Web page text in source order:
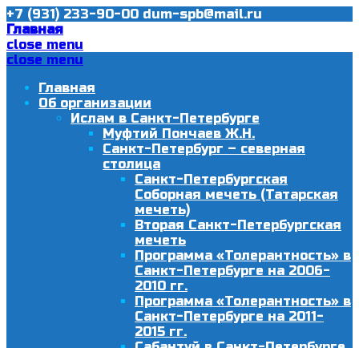
+7 (931) 233-90-00 dum-spb@mail.ru
Главная
close menu
close menu
Главная
Об организации
Ислам в Санкт-Петербурге
Муфтий Пончаев Ж.Н.
Санкт-Петербург – северная
столица
Санкт-Петербургская
Соборная мечеть (Татарская
мечеть)
Вторая Санкт-Петербургская
мечеть
Программа «Толерантность» в
Санкт-Петербурге на 2006-
2010 гг.
Программа «Толерантность» в
Санкт-Петербурге на 2011-
2015 гг.